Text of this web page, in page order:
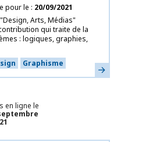
pour le
20/09/2021
Arts, Médias"
qui traite de la
: logiques, graphies,
Graphisme En savoir plus
en ligne le